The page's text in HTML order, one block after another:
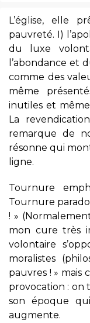
L’église, elle
pauvreté. I)
du luxe
l’abondance et
comme des
même
inutiles et
La
remarque de
résonne qui
ligne.
Tournure
Tournure
! »
mon cure très
volontaire
moralistes
pauvres ! »
provocation :
son époque
augmente.